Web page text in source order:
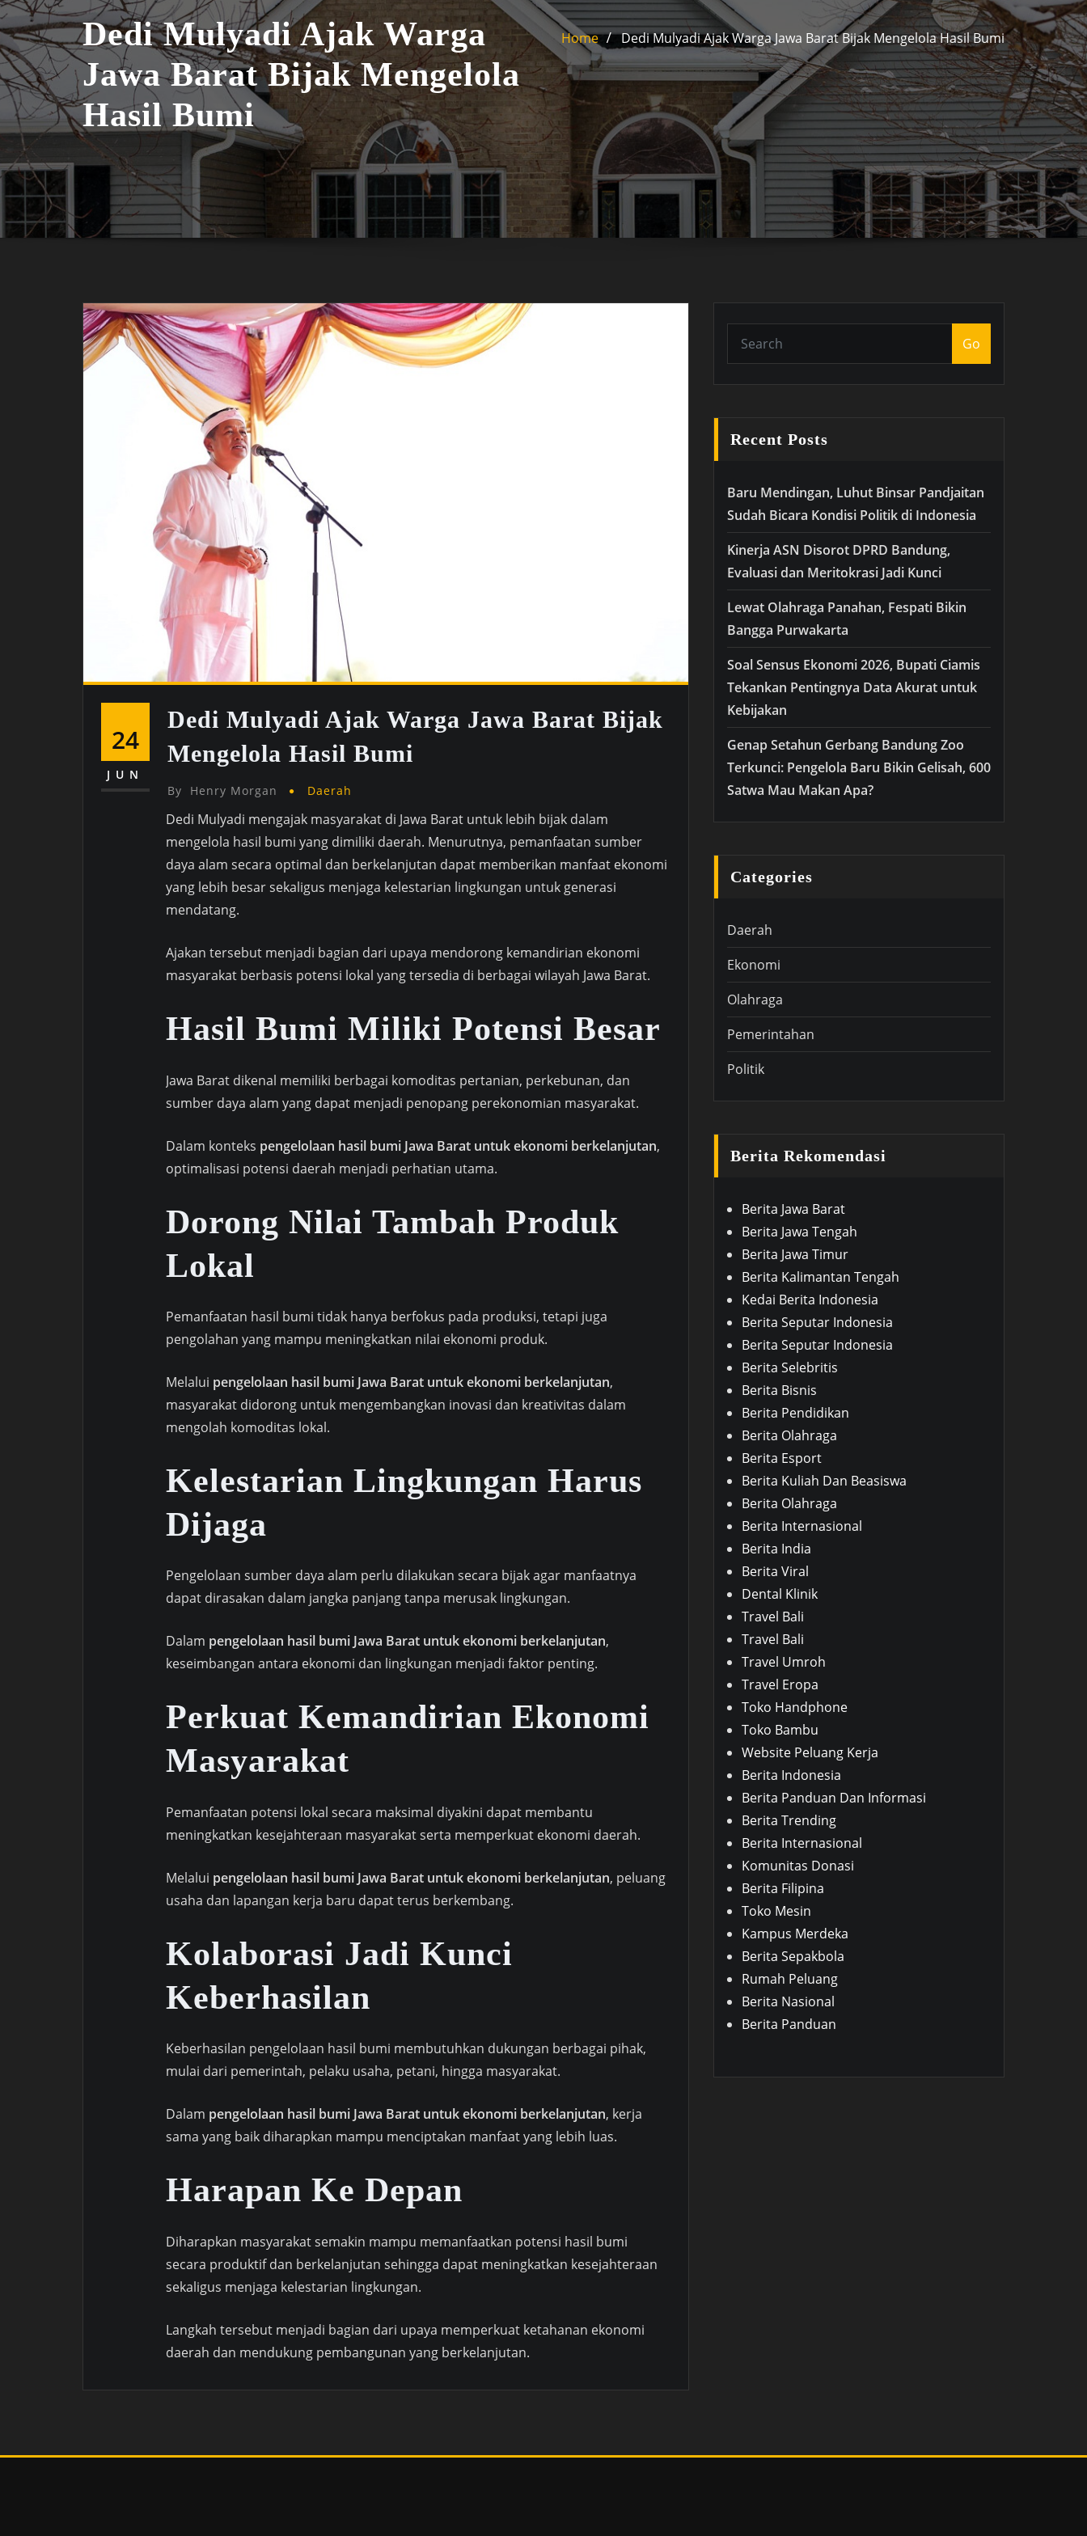
Dedi Mulyadi Ajak Warga
Jawa Barat Bijak Mengelola
Hasil Bumi
Home Dedi Mulyadi Ajak Warga Jawa Barat Bijak Mengelola Hasil Bumi
24
JUN
Dedi Mulyadi Ajak Warga Jawa Barat Bijak
Mengelola Hasil Bumi
By Henry Morgan Daerah
Dedi Mulyadi mengajak masyarakat di Jawa Barat untuk lebih bijak dalam
mengelola hasil bumi yang dimiliki daerah. Menurutnya, pemanfaatan sumber
daya alam secara optimal dan berkelanjutan dapat memberikan manfaat ekonomi
yang lebih besar sekaligus menjaga kelestarian lingkungan untuk generasi
mendatang.
Ajakan tersebut menjadi bagian dari upaya mendorong kemandirian ekonomi
masyarakat berbasis potensi lokal yang tersedia di berbagai wilayah Jawa Barat.
Hasil Bumi Miliki Potensi Besar
Jawa Barat dikenal memiliki berbagai komoditas pertanian, perkebunan, dan
sumber daya alam yang dapat menjadi penopang perekonomian masyarakat.
Dalam konteks pengelolaan hasil bumi Jawa Barat untuk ekonomi berkelanjutan,
optimalisasi potensi daerah menjadi perhatian utama.
Dorong Nilai Tambah Produk
Lokal
Pemanfaatan hasil bumi tidak hanya berfokus pada produksi, tetapi juga
pengolahan yang mampu meningkatkan nilai ekonomi produk.
Melalui pengelolaan hasil bumi Jawa Barat untuk ekonomi berkelanjutan,
masyarakat didorong untuk mengembangkan inovasi dan kreativitas dalam
mengolah komoditas lokal.
Kelestarian Lingkungan Harus
Dijaga
Pengelolaan sumber daya alam perlu dilakukan secara bijak agar manfaatnya
dapat dirasakan dalam jangka panjang tanpa merusak lingkungan.
Dalam pengelolaan hasil bumi Jawa Barat untuk ekonomi berkelanjutan,
keseimbangan antara ekonomi dan lingkungan menjadi faktor penting.
Perkuat Kemandirian Ekonomi
Masyarakat
Pemanfaatan potensi lokal secara maksimal diyakini dapat membantu
meningkatkan kesejahteraan masyarakat serta memperkuat ekonomi daerah.
Melalui pengelolaan hasil bumi Jawa Barat untuk ekonomi berkelanjutan, peluang
usaha dan lapangan kerja baru dapat terus berkembang.
Kolaborasi Jadi Kunci
Keberhasilan
Keberhasilan pengelolaan hasil bumi membutuhkan dukungan berbagai pihak,
mulai dari pemerintah, pelaku usaha, petani, hingga masyarakat.
Dalam pengelolaan hasil bumi Jawa Barat untuk ekonomi berkelanjutan, kerja
sama yang baik diharapkan mampu menciptakan manfaat yang lebih luas.
Harapan Ke Depan
Diharapkan masyarakat semakin mampu memanfaatkan potensi hasil bumi
secara produktif dan berkelanjutan sehingga dapat meningkatkan kesejahteraan
sekaligus menjaga kelestarian lingkungan.
Langkah tersebut menjadi bagian dari upaya memperkuat ketahanan ekonomi
daerah dan mendukung pembangunan yang berkelanjutan.
Go
Recent Posts
Baru Mendingan, Luhut Binsar Pandjaitan
Sudah Bicara Kondisi Politik di Indonesia
Kinerja ASN Disorot DPRD Bandung,
Evaluasi dan Meritokrasi Jadi Kunci
Lewat Olahraga Panahan, Fespati Bikin
Bangga Purwakarta
Soal Sensus Ekonomi 2026, Bupati Ciamis
Tekankan Pentingnya Data Akurat untuk
Kebijakan
Genap Setahun Gerbang Bandung Zoo
Terkunci: Pengelola Baru Bikin Gelisah, 600
Satwa Mau Makan Apa?
Categories
Daerah
Ekonomi
Olahraga
Pemerintahan
Politik
Berita Rekomendasi
Berita Jawa Barat
Berita Jawa Tengah
Berita Jawa Timur
Berita Kalimantan Tengah
Kedai Berita Indonesia
Berita Seputar Indonesia
Berita Seputar Indonesia
Berita Selebritis
Berita Bisnis
Berita Pendidikan
Berita Olahraga
Berita Esport
Berita Kuliah Dan Beasiswa
Berita Olahraga
Berita Internasional
Berita India
Berita Viral
Dental Klinik
Travel Bali
Travel Bali
Travel Umroh
Travel Eropa
Toko Handphone
Toko Bambu
Website Peluang Kerja
Berita Indonesia
Berita Panduan Dan Informasi
Berita Trending
Berita Internasional
Komunitas Donasi
Berita Filipina
Toko Mesin
Kampus Merdeka
Berita Sepakbola
Rumah Peluang
Berita Nasional
Berita Panduan